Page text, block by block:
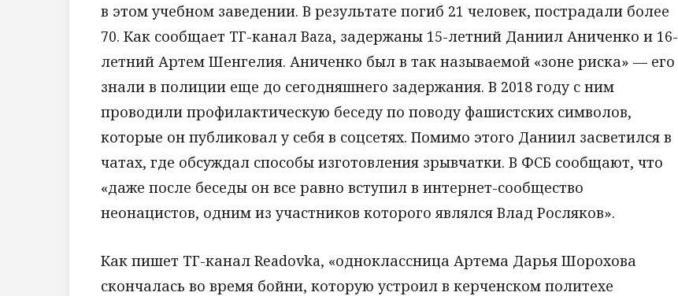
в этом учебном заведении. В результате погиб 21 человек, пострадали более
70. Как сообщает ТГ-канал Baza, задержаны 15-летний Даниил Аниченко и 16-
летний Артем Шенгелия. Аниченко был в так называемой «зоне риска» — его
знали в полиции еще до сегодняшнего задержания. В 2018 году с ним
проводили профилактическую беседу по поводу фашистских символов,
которые он публиковал у себя в соцсетях. Помимо этого Даниил засветился в
чатах, где обсуждал способы изготовления зрывчатки. В ФСБ сообщают, что
«даже после беседы он все равно вступил в интернет-сообщество
неонацистов, одним из участников которого являлся Влад Росляков».
Как пишет ТГ-канал Readovka, «одноклассница Артема Дарья Шорохова
скончалась во время бойни, которую устроил в керченском политехе